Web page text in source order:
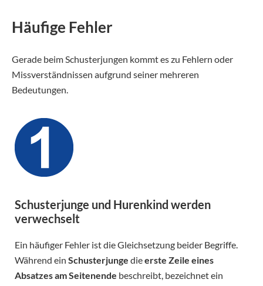
Häufige Fehler
Gerade beim Schusterjungen kommt es zu Fehlern oder
Missverständnissen aufgrund seiner mehreren
Bedeutungen.
Schusterjunge und Hurenkind werden
verwechselt
Ein häufiger Fehler ist die Gleichsetzung beider Begriffe.
Während ein Schusterjunge dieerste Zeile eines
Absatzes am Seitenende beschreibt, bezeichnet ein